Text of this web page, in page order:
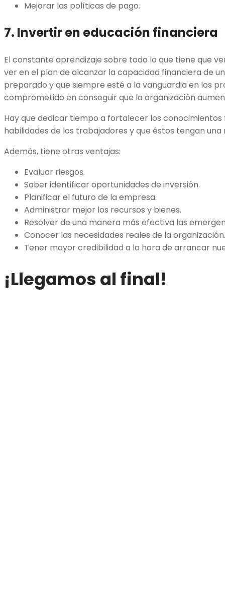
Mejorar las políticas de pago.
7. Invertir en educación financiera
El constante aprendizaje sobre todo lo que tiene que
ver en el plan de alcanzar la capacidad financiera de
preparado y que siempre esté a la vanguardia en los
comprometido en conseguir que la organización
Hay que dedicar tiempo a fortalecer los
habilidades de los trabajadores y que éstos tengan
Además, tiene otras ventajas:
Evaluar riesgos.
Saber identificar oportunidades de inversión.
Planificar el futuro de la empresa.
Administrar mejor los recursos y bienes.
Resolver de una manera más efectiva las
Conocer las necesidades reales de la organización.
Tener mayor credibilidad a la hora de arrancar
¡Llegamos al final!